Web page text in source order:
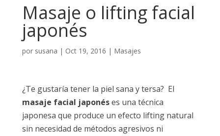
Masaje o lifting facial
japonés
por susana | Oct 19, 2016 | Masajes
¿Te gustaría tener la piel sana y tersa? El
masaje facial japonéses una técnica
japonesa que produce un efecto lifting natural
sin necesidad de métodos agresivos ni